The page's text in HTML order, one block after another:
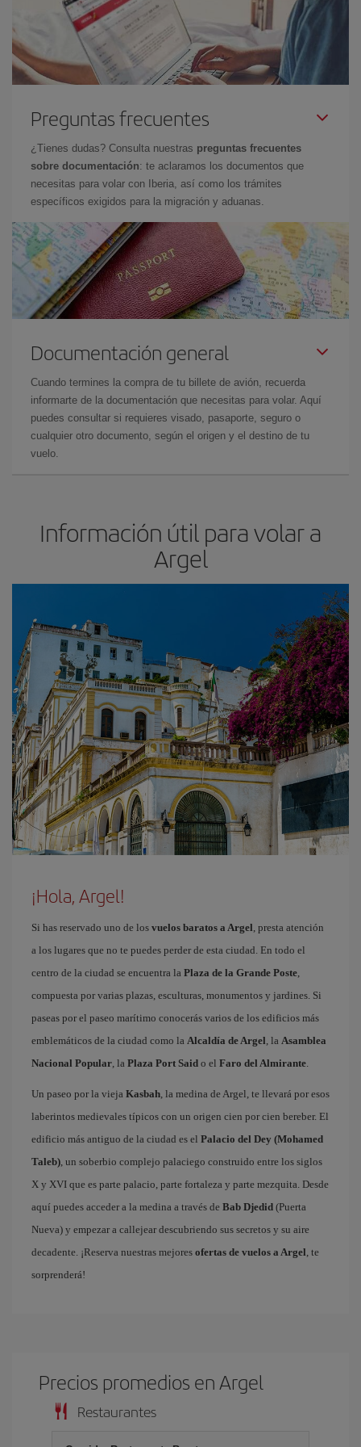
Preguntas frecuentes
¿Tienes dudas? Consulta nuestras preguntas frecuentes
sobre documentación: te aclaramos los documentos que
necesitas para volar con Iberia, así como los trámites
específicos exigidos para la migración y aduanas.
Documentación general
Cuando termines la compra de tu billete de avión, recuerda
informarte de la documentación que necesitas para volar. Aquí
puedes consultar si requieres visado, pasaporte, seguro o
cualquier otro documento, según el origen y el destino de tu
vuelo.
Información útil para volar a
Argel
¡Hola, Argel!
Si has reservado uno de los vuelos baratos a Argel , presta atención
a los lugares que no te puedes perder de esta ciudad. En todo el
centro de la ciudad se encuentra la Plaza de la Grande Poste
compuesta por varias plazas, esculturas, monumentos y jardines. Si
paseas por el paseo marítimo conocerás varios de los edificios más
emblemáticos de la ciudad como la Alcaldía de Argel , la Asamblea
Nacional Popular , la Plaza Port Said o el Faro del Almirante
Un paseo por la vieja Kasbah , la medina de Argel, te llevará por esos
laberintos medievales típicos con un origen cien por cien bereber. El
edificio más antiguo de la ciudad es el Palacio del Dey (Mohamed
Taleb) , un soberbio complejo palaciego construido entre los siglos
X y XVI que es parte palacio, parte fortaleza y parte mezquita. Desde
aquí puedes acceder a la medina a través de Bab Djedid (Puerta
Nueva) y empezar a callejear descubriendo sus secretos y su aire
decadente. ¡Reserva nuestras mejores ofertas de vuelos a Argel , te
sorprenderá!
Precios promedios en Argel
Restaurantes